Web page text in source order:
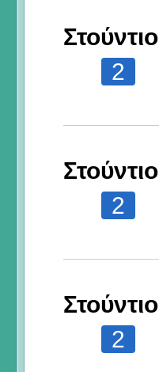
Στούντιο
2
Στούντιο
2
Στούντιο
2